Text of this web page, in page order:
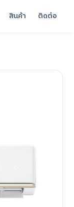
สินค้า ติดต่อ